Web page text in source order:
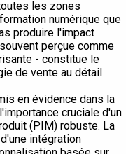
les zones
numérique que
produire l'impact
perçue comme
- constitue le
de vente au détail
en évidence dans la
cruciale d'un
(PIM) robuste. La
intégration